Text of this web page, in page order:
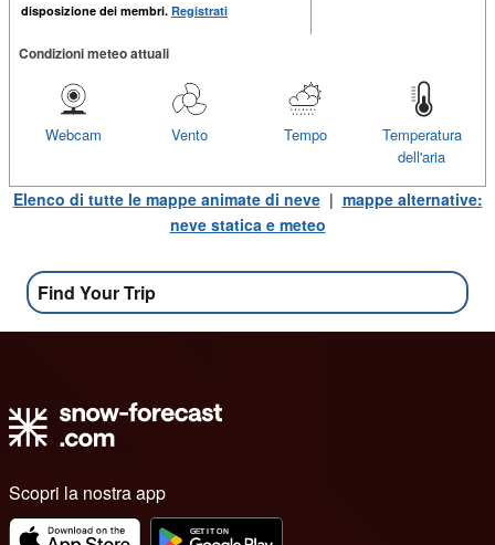
disposizione dei membri. Registrati
Condizioni meteo attuali
Temperatura
dell'aria
Tempo
Vento
Webcam
Elenco di tutte le mappe animate di neve| mappe alternative:
neve statica e meteo
Find Your Trip
Scopri la nostra app